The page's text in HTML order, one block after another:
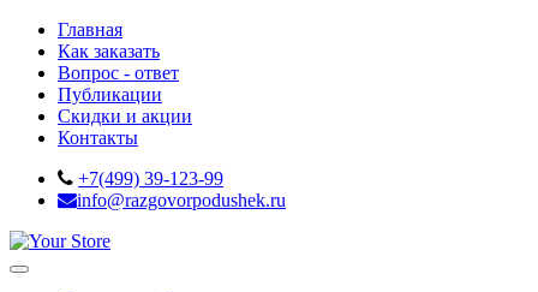
Главная
Как заказать
Вопрос - ответ
Публикации
Скидки и акции
Контакты
+7(499) 39-123-99
info@razgovorpodushek.ru